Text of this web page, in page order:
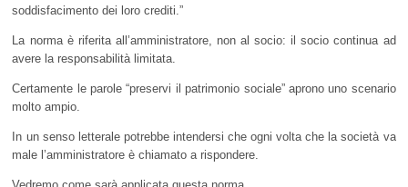
soddisfacimento dei loro crediti.”
La norma è riferita all’amministratore, non al socio: il socio continua ad
avere la responsabilità limitata.
Certamente le parole “preservi il patrimonio sociale” aprono uno scenario
molto ampio.
In un senso letterale potrebbe intendersi che ogni volta che la società va
male l’amministratore è chiamato a rispondere.